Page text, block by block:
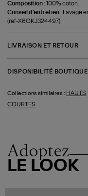
Composition :100% coton.
Conseil d'entretien :
Lavage
(ref-X6OKJ324497)
LIVRAISON ET RETOUR
DISPONIBILITÉ BOUTIQUE
Collections similaires : HAUTS
COURTES
Adoptez
LE LOOK